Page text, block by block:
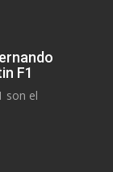
F1
son el